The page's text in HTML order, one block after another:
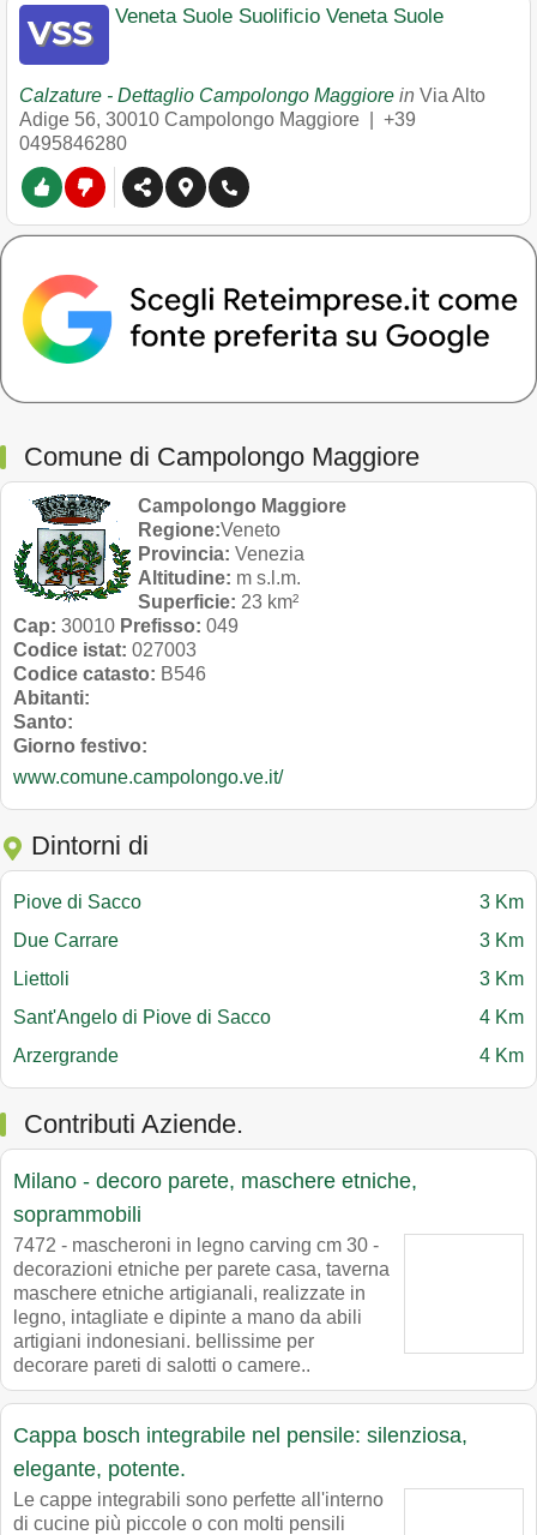
Veneta Suole Suolificio Veneta Suole
Calzature - Dettaglio Campolongo Maggiore in Via Alto
Adige 56, 30010 Campolongo Maggiore
+39
0495846280
Comune di Campolongo Maggiore
Campolongo Maggiore
Regione:Veneto
Provincia: Venezia
Altitudine: m s.l.m.
Superficie: 23 km²
Cap: 30010 Prefisso: 049
Codice istat: 027003
Codice catasto: B546
Abitanti:
Santo:
Giorno festivo:
www.comune.campolongo.ve.it/
Dintorni di
Piove di Sacco
3 Km
Due Carrare
3 Km
Liettoli
3 Km
Sant'Angelo di Piove di Sacco
4 Km
Arzergrande
4 Km
Contributi Aziende.
Milano - decoro parete, maschere etniche,
soprammobili
7472 - mascheroni in legno carving cm 30 -
decorazioni etniche per parete casa, taverna
maschere etniche artigianali, realizzate in
legno, intagliate e dipinte a mano da abili
artigiani indonesiani. bellissime per
decorare pareti di salotti o camere..
Cappa bosch integrabile nel pensile: silenziosa,
elegante, potente.
Le cappe integrabili sono perfette all'interno
di cucine più piccole o con molti pensili